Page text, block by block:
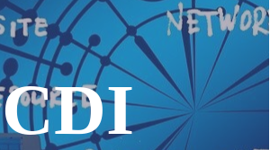
CDI